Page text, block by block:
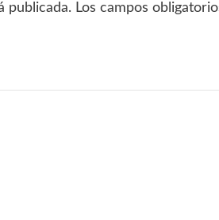
publicada. Los campos